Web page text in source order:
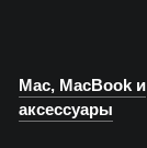
Mac, MacBook и
аксессуары